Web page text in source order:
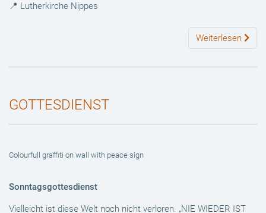
📍 Lutherkirche Nippes
Weiterlesen
GOTTESDIENST
Colourfull graffiti on wall with peace sign
Sonntagsgottesdienst
Vielleicht ist diese Welt noch nicht verloren. „NIE WIEDER IST